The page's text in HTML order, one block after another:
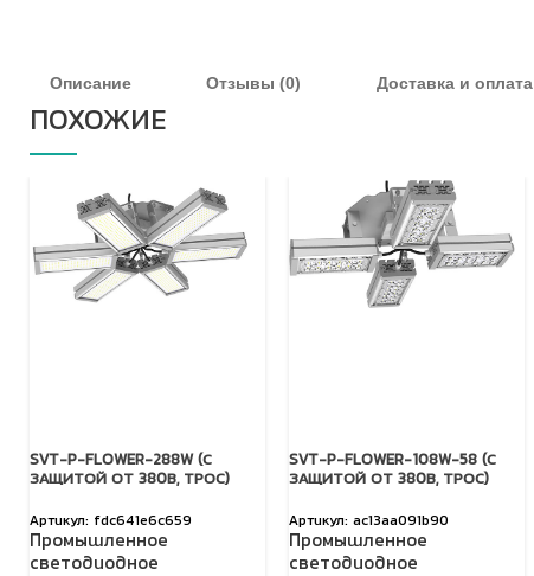
Описание Отзывы (0) Доставка и оплата
ПОХОЖИЕ
SVT-P-FLOWER-288W (С
ЗАЩИТОЙ ОТ 380В, ТРОС)
fdc641e6c659
Промышленное
светодиодное
SVT-P-FLOWER-108W-58 (С
ЗАЩИТОЙ ОТ 380В, ТРОС)
ac13aa091b90
Промышленное
светодиодное